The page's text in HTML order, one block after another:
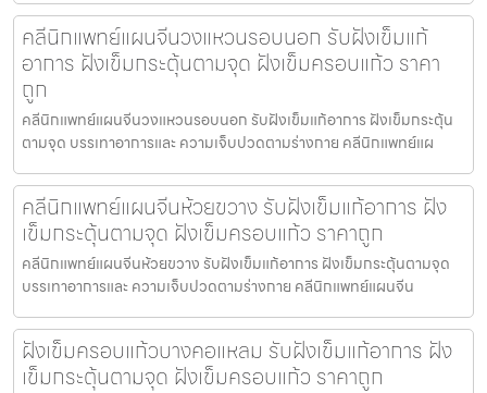
คลีนิกแพทย์แผนจีนวงแหวนรอบนอก รับฝังเข็มแก้
อาการ ฝังเข็มกระตุ้นตามจุด ฝังเข็มครอบแก้ว ราคา
ถูก
คลีนิกแพทย์แผนจีนวงแหวนรอบนอก รับฝังเข็มแก้อาการ ฝังเข็มกระตุ้น
ตามจุด บรรเทาอาการและ ความเจ็บปวดตามร่างกาย คลีนิกแพทย์แผ
คลีนิกแพทย์แผนจีนห้วยขวาง รับฝังเข็มแก้อาการ ฝัง
เข็มกระตุ้นตามจุด ฝังเข็มครอบแก้ว ราคาถูก
คลีนิกแพทย์แผนจีนห้วยขวาง รับฝังเข็มแก้อาการ ฝังเข็มกระตุ้นตามจุด
บรรเทาอาการและ ความเจ็บปวดตามร่างกาย คลีนิกแพทย์แผนจีน
ฝังเข็มครอบแก้วบางคอแหลม รับฝังเข็มแก้อาการ ฝัง
เข็มกระตุ้นตามจุด ฝังเข็มครอบแก้ว ราคาถูก